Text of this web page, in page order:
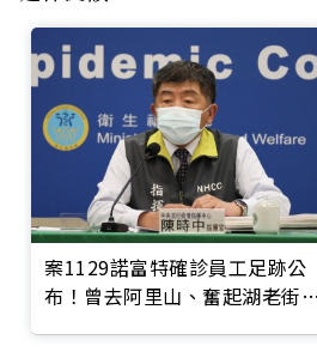
案1129諾富特確診員工足跡公
布！曾去阿里山、奮起湖老街、